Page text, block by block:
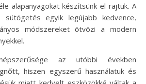
alapanyagokat készítsünk el rajtuk. A
egyik legújabb kedvence,
módszereket ötvözi a modern
az utóbbi években
hiszen egyszerű használatuk és